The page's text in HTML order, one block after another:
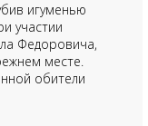
игуменью
участии
Федоровича,
месте.
обители